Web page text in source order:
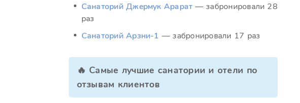
Санаторий Джермук Арарат — забронировали 28
раз
Санаторий Арзни-1 — забронировали 17 раз
🔥 Самые лучшие санатории и отели по
отзывам клиентов